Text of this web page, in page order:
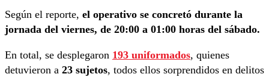
Según el reporte, el operativo se concretó durante la
jornada del viernes, de 20:00 a 01:00 horas del sábado.
En total, se desplegaron 193 uniformados, quienes
detuvieron a 23 sujetos, todos ellos sorprendidos en delitos